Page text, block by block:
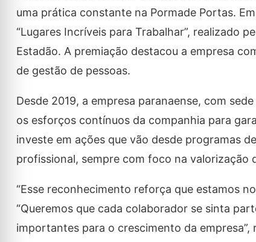
uma prática constante na Pormade Portas.
“Lugares Incríveis para Trabalhar”, realizado
Estadão. A premiação destacou a empresa
de gestão de pessoas.
Desde 2019, a empresa paranaense, com
os esforços contínuos da companhia para
investe em ações que vão desde programas
profissional, sempre com foco na valorização
“Esse reconhecimento reforça que estamos
“Queremos que cada colaborador se sinta
importantes para o crescimento da empresa”,